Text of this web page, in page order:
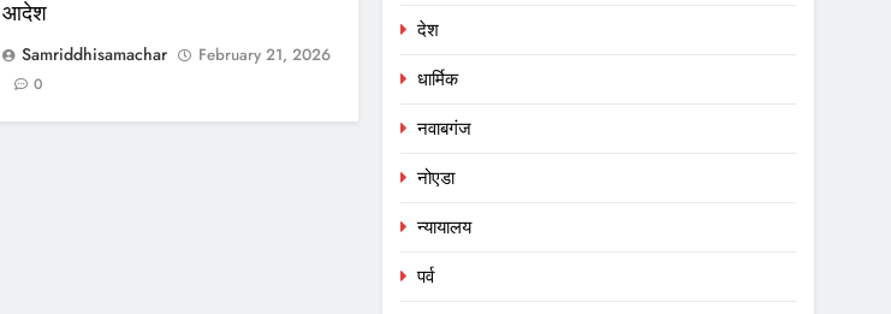
आदेश
Samriddhisamachar
February 21, 2026
0
देश
धार्मिक
नवाबगंज
नोएडा
न्यायालय
पर्व